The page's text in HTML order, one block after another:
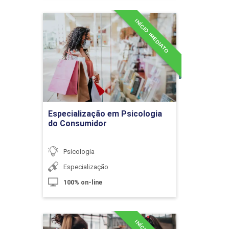
O Desenvolvimento do Eu e da
Moralidade
Diversidade Sociocultural
10h
Especialização em Psicologia
do Consumidor
INÍCIO IMEDIATO
Psicologia
Especialização
100% on-line
Especialização em
Psicologia do Consumidor
Detalhes do curso
Ir para Inscrição
Especialização em